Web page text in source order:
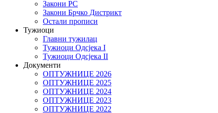
Закони РС
Закони Брчко Дистрикт
Остали прописи
Тужиоци
Главни тужилац
Тужиоци Oдсјекa I
Тужиоци Oдсјекa II
Документи
ОПТУЖНИЦЕ 2026
ОПТУЖНИЦЕ 2025
ОПТУЖНИЦЕ 2024
ОПТУЖНИЦЕ 2023
ОПТУЖНИЦЕ 2022